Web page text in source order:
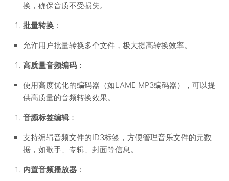
换，确保音质不受损失。
批量转换 ：
允许用户批量转换多个文件，极大提高转换效率。
高质量音频编码 ：
使用高度优化的编码器（如LAME MP3编码器），可以提
供高质量的音频转换效果。
音频标签编辑：
支持编辑音频文件的ID3标签，方便管理音乐文件的元数
据，如歌手、专辑、封面等信息。
内置音频播放器 ：